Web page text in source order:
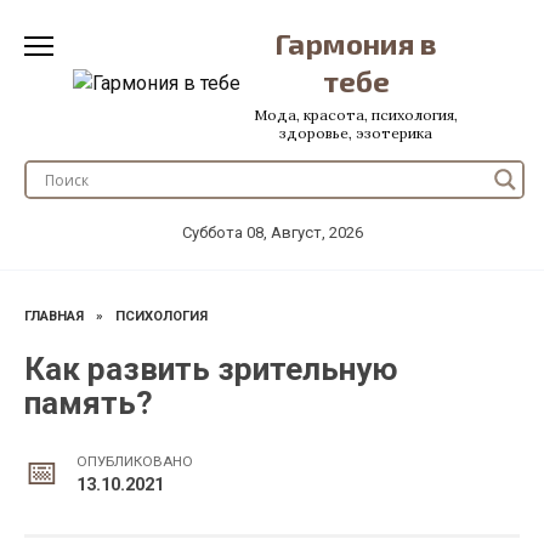
содержанию
Гармония в
тебе
Мода, красота, психология,
здоровье, эзотерика
Суббота 08, Август, 2026
ГЛАВНАЯ » ПСИХОЛОГИЯ
Как развить зрительную
память?
ОПУБЛИКОВАНО
13.10.2021